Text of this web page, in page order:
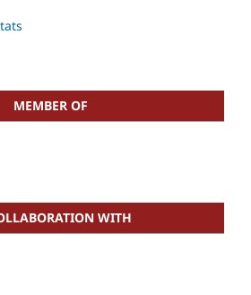
MEMBER OF
WITH